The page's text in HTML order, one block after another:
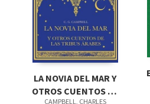
LA NOVIA DEL MAR Y
OTROS CUENTOS DE
CAMPBELL, CHARLES